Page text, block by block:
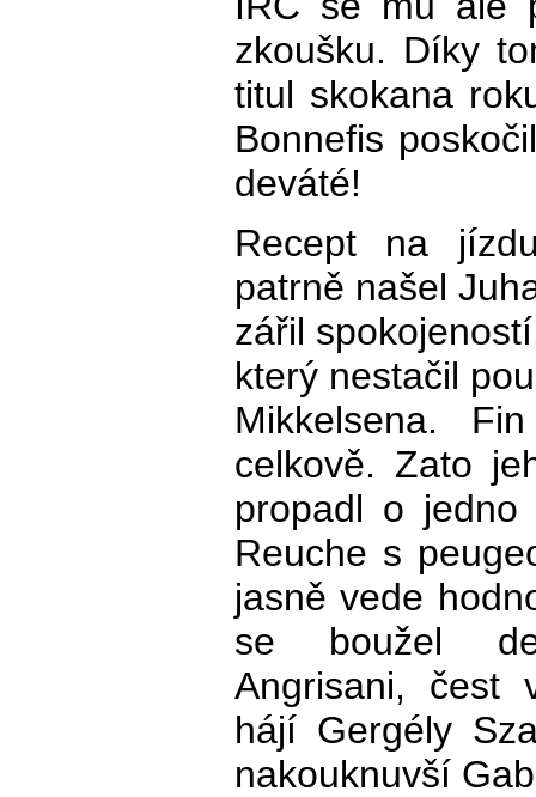
zkoušku. Díky
titul skokana
Bonnefis
deváté!
Recept na
patrně našel
zářil
který nestačil
Mikkelsena.
celkově. Zato
propadl o
Reuche s
jasně vede
se boužel
Angrisani, čest
hájí Gergély
nakouknuvší